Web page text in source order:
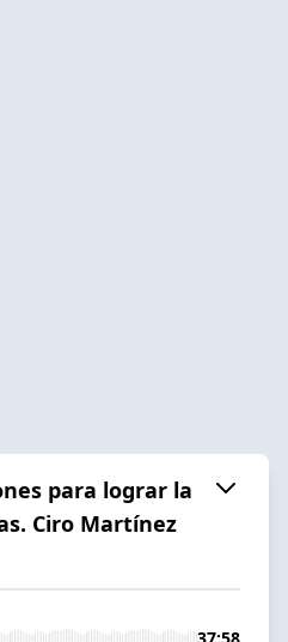
para lograr la
Ciro Martínez